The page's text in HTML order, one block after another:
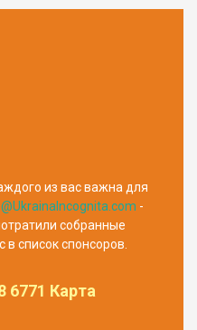
из вас важна для
-
собранные
в список спонсоров.
6771 Карта